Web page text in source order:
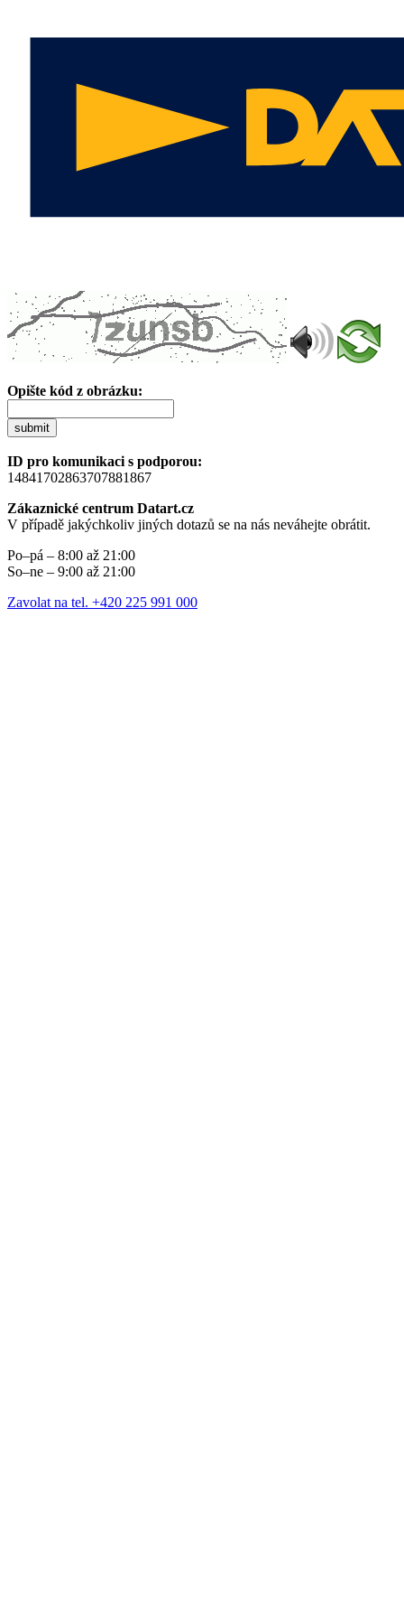
Opište kód z obrázku:
submit
ID pro komunikaci s podporou:
14841702863707881867
Zákaznické centrum Datart.cz
V případě jakýchkoliv jiných dotazů se na nás neváhejte obrátit.
Po–pá – 8:00 až 21:00
So–ne – 9:00 až 21:00
Zavolat na tel. +420 225 991 000